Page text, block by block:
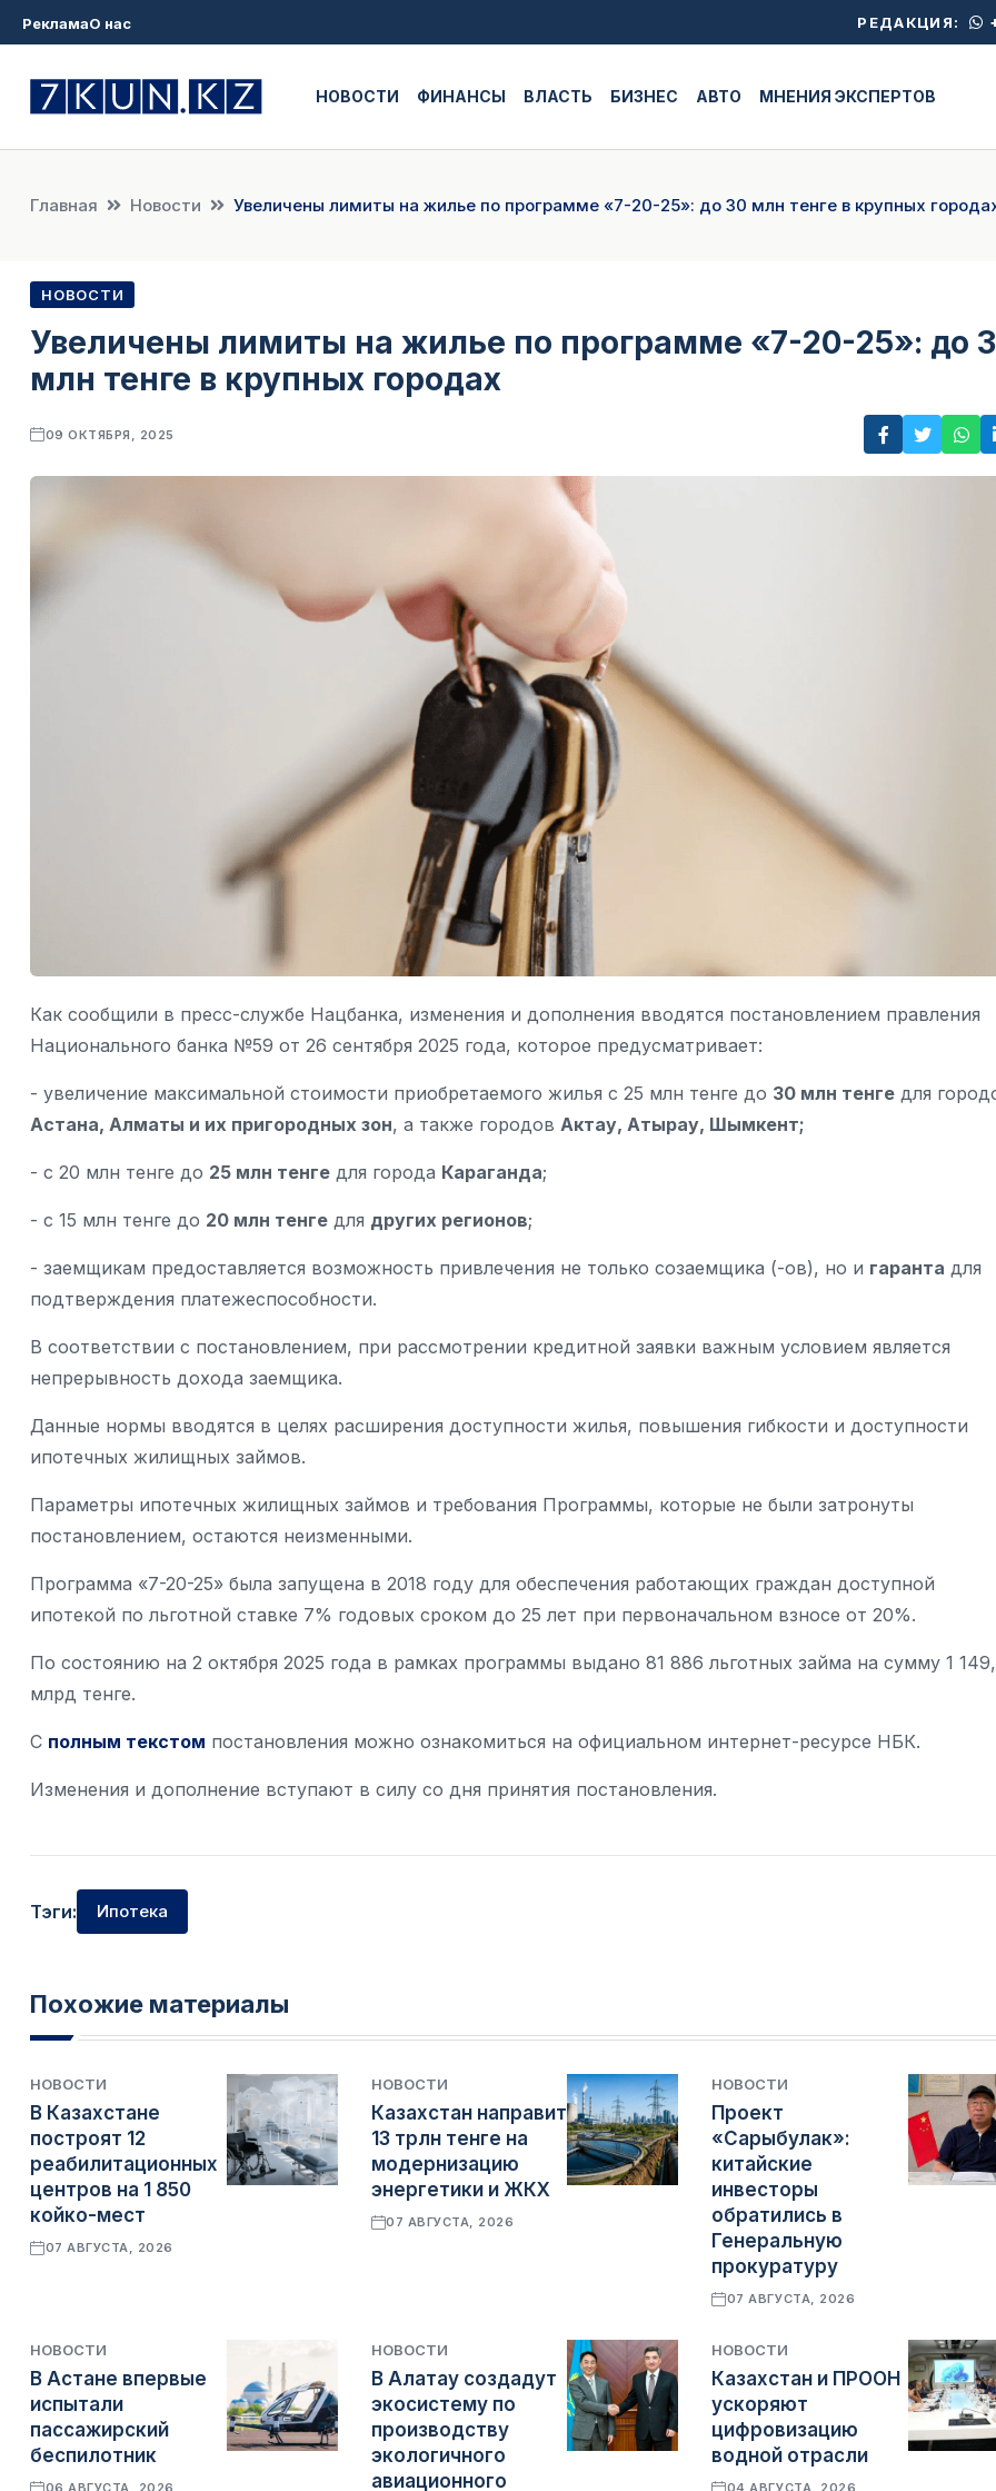
РекламаО нас РЕДАКЦИЯ:
НОВОСТИ ФИНАНСЫ ВЛАСТЬ БИЗНЕС АВТО МНЕНИЯ ЭКСПЕРТОВ
Главная Новости Увеличены лимиты на жилье по программе «7-20-25»: до 30 млн тенге в крупных
НОВОСТИ
Увеличены лимиты на жилье по программе «7-20-25»: до
млн тенге в крупных городах
09 ОКТЯБРЯ, 2025
Как сообщили в пресс-службе Нацбанка, изменения и дополнения вводятся постановлением правления
Национального банка №59 от 26 сентября 2025 года, которое предусматривает:
- увеличение максимальной стоимости приобретаемого жилья с 25 млн тенге до 30 млн тенге для
Астана, Алматы и их пригородных зон, а также городов Актау, Атырау, Шымкент;
- с 20 млн тенге до 25 млн тенге для города Караганда;
- с 15 млн тенге до 20 млн тенге для других регионов;
- заемщикам предоставляется возможность привлечения не только созаемщика (-ов), но и гаранта для
подтверждения платежеспособности.
В соответствии с постановлением, при рассмотрении кредитной заявки важным условием является
непрерывность дохода заемщика.
Данные нормы вводятся в целях расширения доступности жилья, повышения гибкости и доступности
ипотечных жилищных займов.
Параметры ипотечных жилищных займов и требования Программы, которые не были затронуты
постановлением, остаются неизменными.
Программа «7-20-25» была запущена в 2018 году для обеспечения работающих граждан доступной
ипотекой по льготной ставке 7% годовых сроком до 25 лет при первоначальном взносе от 20%.
По состоянию на 2 октября 2025 года в рамках программы выдано 81 886 льготных займа на сумму 1
млрд тенге.
С полным текстом постановления можно ознакомиться на официальном интернет-ресурсе НБК.
Изменения и дополнение вступают в силу со дня принятия постановления.
Тэги: Ипотека
Похожие материалы
НОВОСТИ
В Казахстане
построят 12
реабилитационных
центров на 1 850
койко-мест
07 АВГУСТА, 2026
НОВОСТИ
Казахстан направит
13 трлн тенге на
модернизацию
энергетики и ЖКХ
07 АВГУСТА, 2026
НОВОСТИ
Проект
«Сарыбулак»:
китайские
инвесторы
обратились в
Генеральную
прокуратуру
07 АВГУСТА, 2026
НОВОСТИ
В Астане впервые
испытали
пассажирский
беспилотник
06 АВГУСТА, 2026
НОВОСТИ
В Алатау создадут
экосистему по
производству
экологичного
авиационного
НОВОСТИ
Казахстан и ПРООН
ускоряют
цифровизацию
водной отрасли
04 АВГУСТА, 2026